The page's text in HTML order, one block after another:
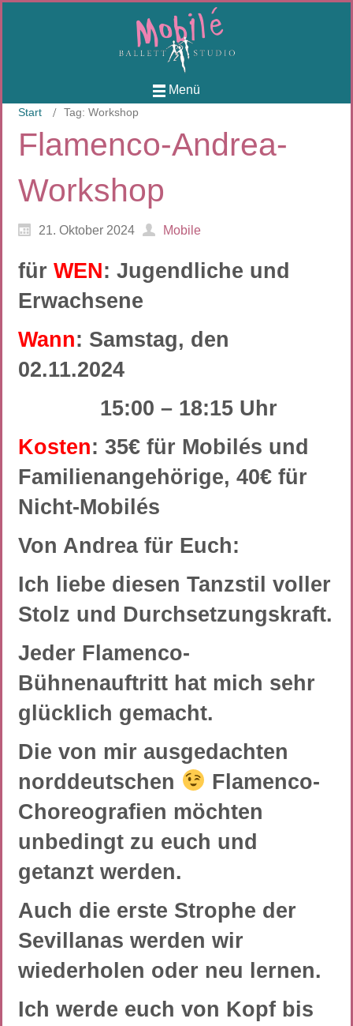
Menü
Start Tag: Workshop
Flamenco-Andrea-
Workshop
21. Oktober 2024 Mobile
für WEN: Jugendliche und
Erwachsene
Wann: Samstag, den
02.11.2024
15:00 – 18:15 Uhr
Kosten: 35€ für Mobilés und
Familienangehörige, 40€ für
Nicht-Mobilés
Von Andrea für Euch:
Ich liebe diesen Tanzstil voller
Stolz und Durchsetzungskraft.
Jeder Flamenco-
Bühnenauftritt hat mich sehr
glücklich gemacht.
Die von mir ausgedachten
norddeutschen
Flamenco-
Choreografien möchten
unbedingt zu euch und
getanzt werden.
Auch die erste Strophe der
Sevillanas werden wir
wiederholen oder neu lernen.
Ich werde euch von Kopf bis